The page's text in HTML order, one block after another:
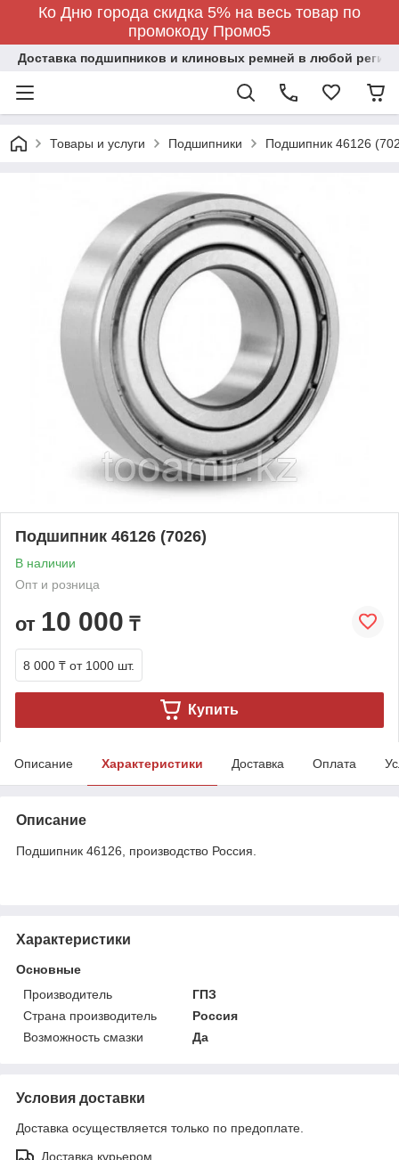
Ко Дню города скидка 5% на весь товар по
промокоду Промо5
Доставка подшипников и клиновых ремней в любой регион
Товары и услуги Подшипники Подшипник 46126
Подшипник 46126 (7026)
В наличии
Опт и розница
от 10 000 ₸
8 000 ₸ от 1000 шт.
Купить
Описание Характеристики Доставка Оплата
Описание
Подшипник 46126, производство Россия.
Характеристики
Основные
Производитель
ГПЗ
Страна производитель
Россия
Возможность смазки
Да
Условия доставки
Доставка осуществляется только по предоплате.
Доставка курьером